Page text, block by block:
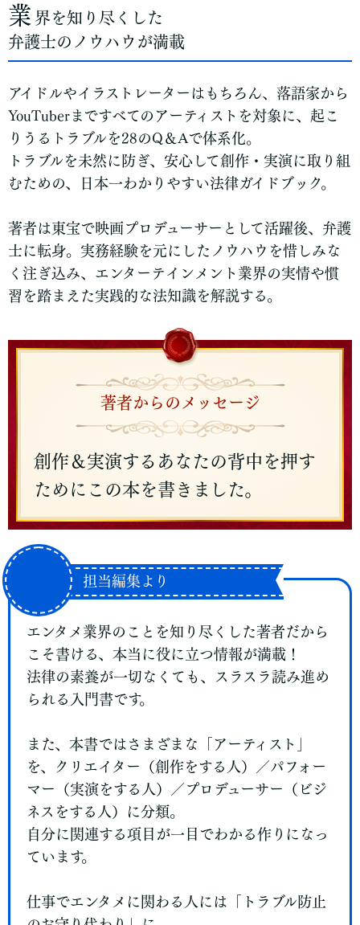
業 界を知り尽くした
弁護士のノウハウが満載
アイドルやイラストレーターはもちろん、落語家から
YouTuberまですべてのアーティストを対象に、起こ
りうるトラブルを28のQ＆Aで体系化。
トラブルを未然に防ぎ、安心して創作・実演に取り組
むための、日本一わかりやすい法律ガイドブック。
著者は東宝で映画プロデューサーとして活躍後、弁護
士に転身。実務経験を元にしたノウハウを惜しみな
く注ぎ込み、エンターテインメント業界の実情や慣
習を踏まえた実践的な法知識を解説する。
著者からのメッセージ
創作＆実演するあなたの背中を押す
ためにこの本を書きました。
担当編集より
エンタメ業界のことを知り尽くした著者だから
こそ書ける、本当に役に立つ情報が満載！
法律の素養が一切なくても、スラスラ読み進め
られる入門書です。
また、本書ではさまざまな「アーティスト」
を、クリエイター（創作をする人）／パフォー
マー（実演をする人）／プロデューサー（ビジ
ネスをする人）に分類。
自分に関連する項目が一目でわかる作りになっ
ています。
仕事でエンタメに関わる人には「トラブル防止